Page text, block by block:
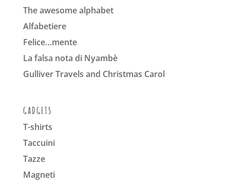
The awesome alphabet
Alfabetiere
Felice…mente
La falsa nota di Nyambè
Gulliver Travels and Christmas Carol
GADGETS
T-shirts
Taccuini
Tazze
Magneti